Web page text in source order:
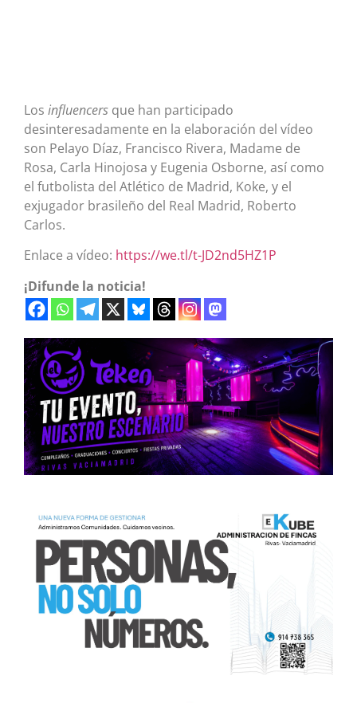
Los influencers que han participado
desinteresadamente en la elaboración del vídeo
son Pelayo Díaz, Francisco Rivera, Madame de
Rosa, Carla Hinojosa y Eugenia Osborne, así como
el futbolista del Atlético de Madrid, Koke, y el
exjugador brasileño del Real Madrid, Roberto
Carlos.
Enlace a vídeo: https://we.tl/t-JD2nd5HZ1P
¡Difunde la noticia!